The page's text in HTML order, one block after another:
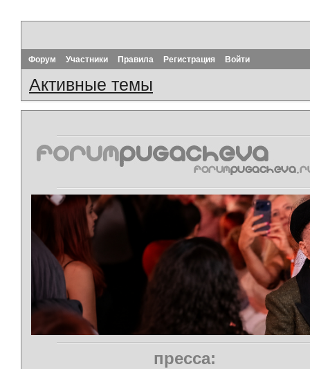
Форум Участники Правила Регистрация Войти
Активные темы
пресса: